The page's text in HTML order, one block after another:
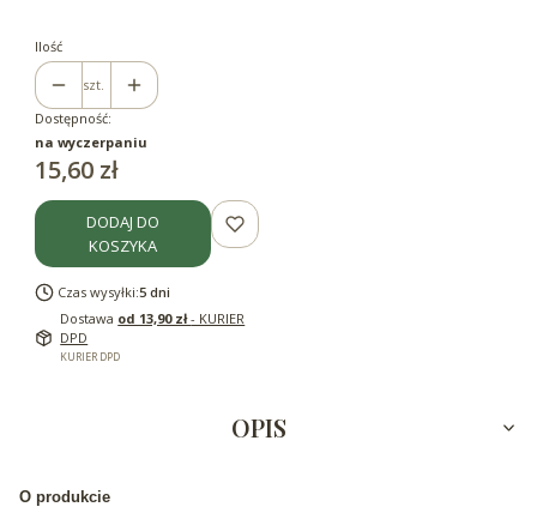
Ilość
szt.
Dostępność:
na wyczerpaniu
Cena
15,60 zł
DODAJ DO
KOSZYKA
Czas wysyłki:5 dni
Dostawa od 13,90 zł- KURIER
DPD
KURIER DPD
OPIS
O produkcie